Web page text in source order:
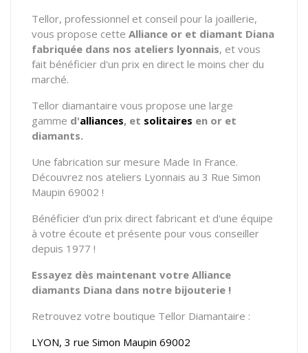
Tellor, professionnel et conseil pour la joaillerie,
vous propose cette Alliance or et diamant Diana
fabriquée dans nos ateliers lyonnais, et vous
fait bénéficier d'un prix en direct le moins cher du
marché.
Tellor diamantaire vous propose une large
gamme d'alliances, et solitaires en or et
diamants.
Une fabrication sur mesure Made In France.
Découvrez nos ateliers Lyonnais au 3 Rue Simon
Maupin 69002 !
Bénéficier d'un prix direct fabricant et d'une équipe
à votre écoute et présente pour vous conseiller
depuis 1977 !
Essayez dès maintenant votre Alliance
diamants Diana dans notre bijouterie !
Retrouvez votre boutique Tellor Diamantaire :
LYON, 3 rue Simon Maupin 69002